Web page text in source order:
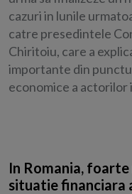
cazuri in lunile
catre presedintele
Chiritoiu, care a
importante din
economice a actorilor
In Romania,
situatie financiara